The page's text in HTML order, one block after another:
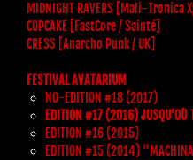
MIDNIGHT RAVERS [Mali-Tronica
COPCAKE [FastCore / Sainté]
CRESS [Anarcho Punk / UK]
FESTIVAL AVATARIUM
NO-EDITION #18 (2017)
EDITION #17 (2016) JUSQU’OÙ
EDITION #16 (2015)
EDITION #15 (2014)